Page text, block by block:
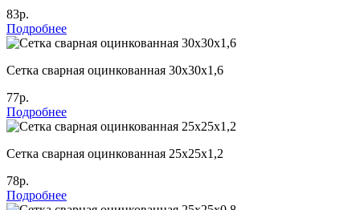
83р.
Подробнее
Сетка сварная оцинкованная 30х30х1,6
77р.
Подробнее
Сетка сварная оцинкованная 25х25х1,2
78р.
Подробнее